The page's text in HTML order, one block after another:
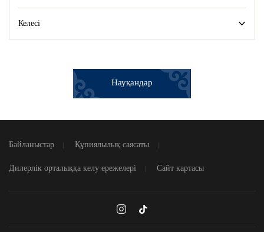
Келесі
Науқандар
Байланыстар Құпиялылық саясаты
Дилерлік орталыққа келу ережелері Сайт картасы